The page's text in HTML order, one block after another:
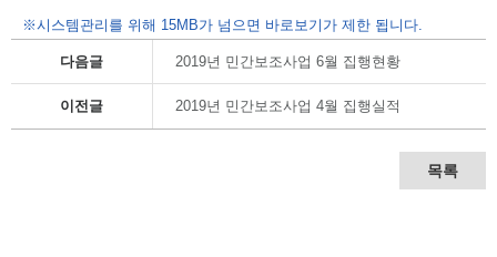
※시스템관리를 위해 15MB가 넘으면 바로보기가 제한 됩니다.
다음글 2019년 민간보조사업 6월 집행현황
이전글 2019년 민간보조사업 4월 집행실적
목록